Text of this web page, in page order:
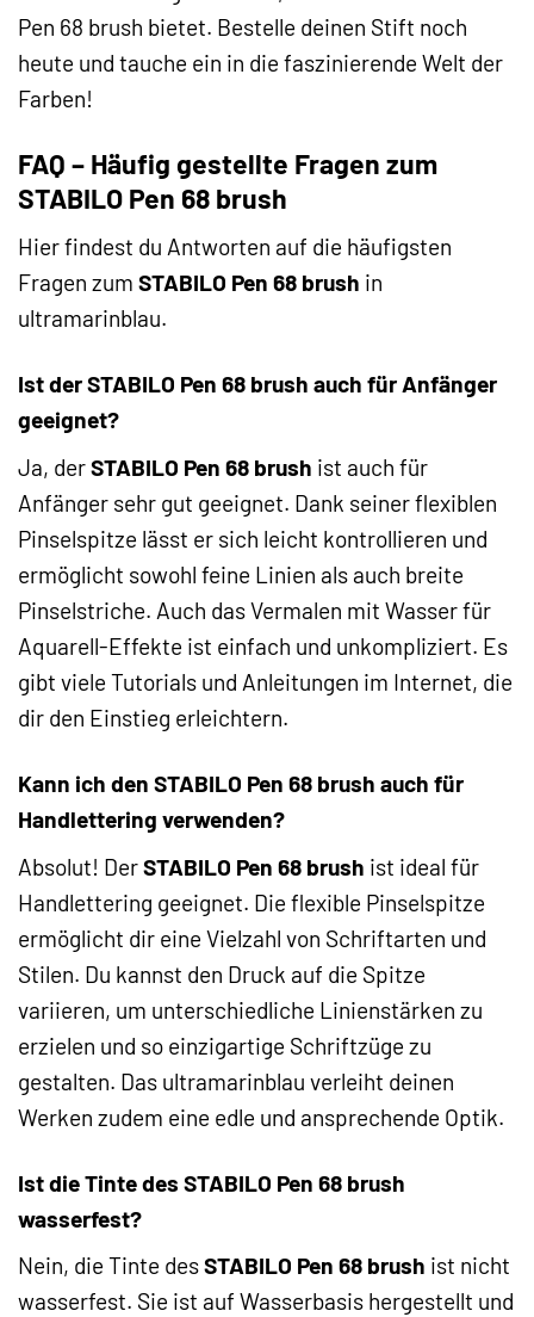
Pen 68 brush bietet. Bestelle deinen Stift noch
heute und tauche ein in die faszinierende Welt der
Farben!
FAQ – Häufig gestellte Fragen zum
STABILO Pen 68 brush
Hier findest du Antworten auf die häufigsten
Fragen zum STABILO Pen 68 brush in
ultramarinblau.
Ist der STABILO Pen 68 brush auch für Anfänger
geeignet?
Ja, derSTABILO Pen 68 brush ist auch für
Anfänger sehr gut geeignet. Dank seiner flexiblen
Pinselspitze lässt er sich leicht kontrollieren und
ermöglicht sowohl feine Linien als auch breite
Pinselstriche. Auch das Vermalen mit Wasser für
Aquarell-Effekte ist einfach und unkompliziert. Es
gibt viele Tutorials und Anleitungen im Internet, die
dir den Einstieg erleichtern.
Kann ich den STABILO Pen 68 brush auch für
Handlettering verwenden?
Absolut! DerSTABILO Pen 68 brush ist ideal für
Handlettering geeignet. Die flexible Pinselspitze
ermöglicht dir eine Vielzahl von Schriftarten und
Stilen. Du kannst den Druck auf die Spitze
variieren, um unterschiedliche Linienstärken zu
erzielen und so einzigartige Schriftzüge zu
gestalten. Das ultramarinblau verleiht deinen
Werken zudem eine edle und ansprechende Optik.
Ist die Tinte des STABILO Pen 68 brush
wasserfest?
Nein, die Tinte desSTABILO Pen 68 brush ist nicht
wasserfest. Sie ist auf Wasserbasis hergestellt und